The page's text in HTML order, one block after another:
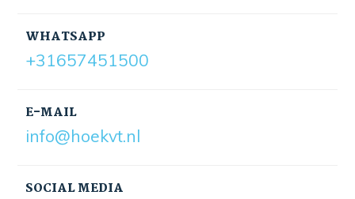
E-MAIL
info@hoekvt.nl
WHATSAPP
+31657451500
SOCIAL MEDIA